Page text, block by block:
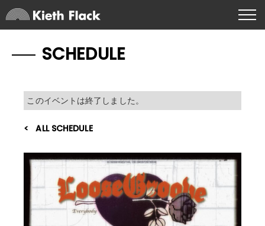
SCHEDULE
このイベントは終了しました。
ALL SCHEDULE